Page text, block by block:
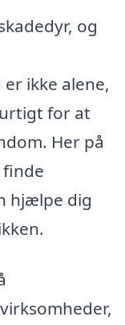
og
ikke alene,
for at
Her på
hjælpe dig